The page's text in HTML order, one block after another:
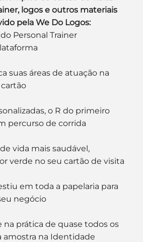
logos e outros materiais
pela We Do Logos:
Personal Trainer
suas áreas de atuação na
o R do primeiro
percurso de corrida
vida mais saudável,
verde no seu cartão de visita
em toda a papelaria para
negócio
na prática de quase todos os
amostra na Identidade